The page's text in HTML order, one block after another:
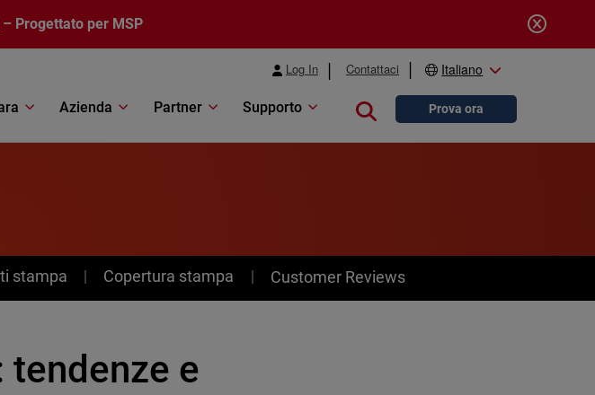
– Progettato per MSP
Log In Contattaci Italiano
Azienda Partner Supporto Close searchProva ora
stampa Copertura stampa Customer Reviews
tendenze e